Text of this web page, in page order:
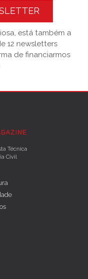
está também a
12 newsletters
de financiarmos
Técnica
Civil